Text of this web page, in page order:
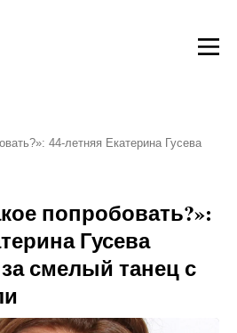
44-летняя Екатерина Гусева
попробовать?»:
Гусева
смелый танец с